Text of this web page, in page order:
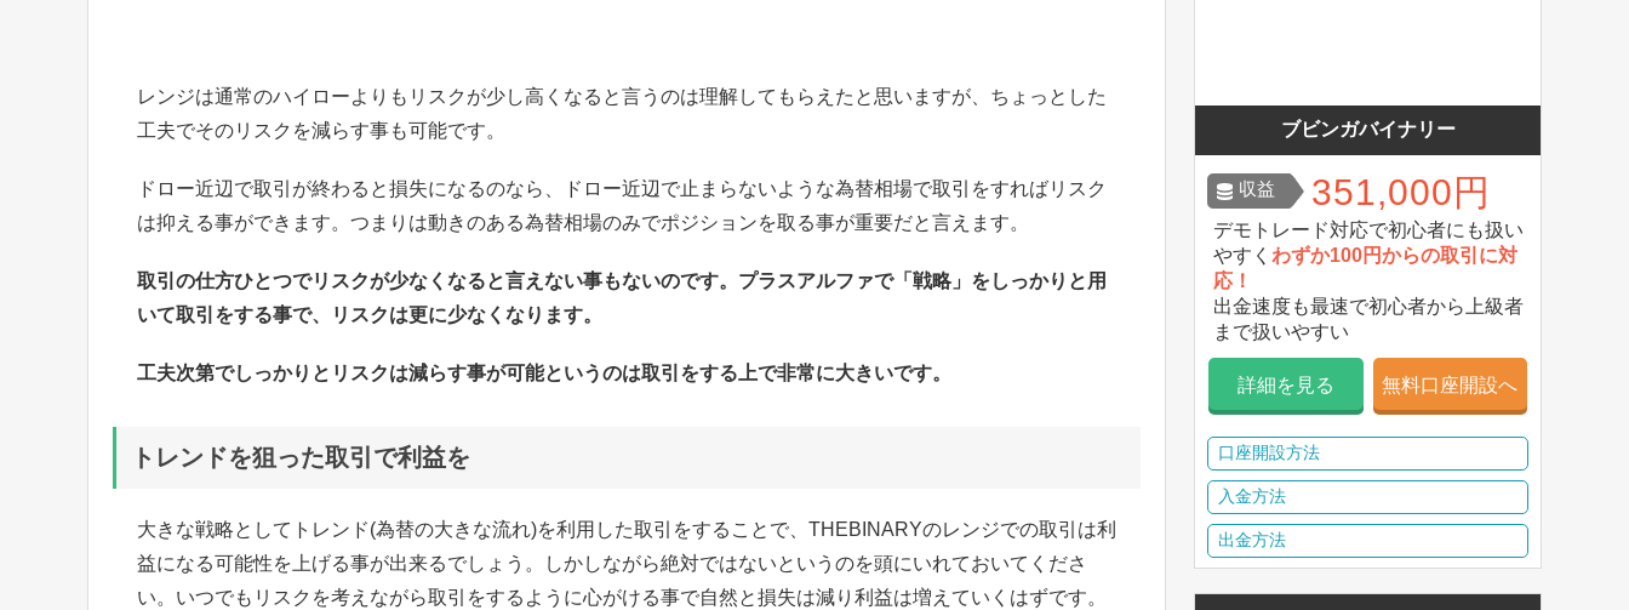
レンジは通常のハイローよりもリスクが少し高くなると言うのは理解してもらえたと思いますが、ちょっとした
工夫でそのリスクを減らす事も可能です。
ドロー近辺で取引が終わると損失になるのなら、ドロー近辺で止まらないような為替相場で取引をすればリスク
は抑える事ができます。つまりは動きのある為替相場のみでポジションを取る事が重要だと言えます。
取引の仕方ひとつでリスクが少なくなると言えない事もないのです。プラスアルファで「戦略」をしっかりと用
いて取引をする事で、リスクは更に少なくなります。
工夫次第でしっかりとリスクは減らす事が可能というのは取引をする上で非常に大きいです。
トレンドを狙った取引で利益を
大きな戦略としてトレンド(為替の大きな流れ)を利用した取引をすることで、THEBINARYのレンジでの取引は利
益になる可能性を上げる事が出来るでしょう。しかしながら絶対ではないというのを頭にいれておいてくださ
い。いつでもリスクを考えながら取引をするように心がける事で自然と損失は減り利益は増えていくはずです。
ブビンガバイナリー
収益 351,000円
デモトレード対応で初心者にも扱い
やすく わずか100円からの取引に対
応！
出金速度も最速で初心者から上級者
まで扱いやすい
詳細を見る 無料口座開設へ
口座開設方法
入金方法
出金方法